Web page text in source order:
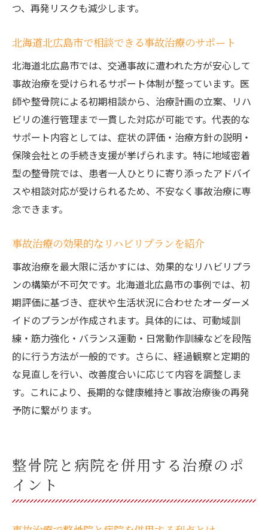
つ、再発リスクも減少します。
北海道北広島市で相談できる事故治療のサポート
北海道北広島市では、交通事故に遭われた方が安心して
事故治療を受けられるサポート体制が整っています。医
師や整骨院による初期相談から、治療計画の立案、リハ
ビリの進行管理まで一貫した対応が可能です。代表的な
サポート内容としては、症状の評価・治療方針の説明・
保険会社との手続き支援が挙げられます。特に地域密着
型の整骨院では、患者一人ひとりに寄り添ったアドバイ
スや相談対応が受けられるため、不安なく事故治療に専
念できます。
事故治療の効果的なリハビリプランを紹介
事故治療を最大限に活かすには、効果的なリハビリプラ
ンの構築が不可欠です。北海道北広島市の事例では、初
期評価に基づき、症状や生活状況に合わせたオーダーメ
イドのプランが作成されます。具体的には、可動域訓
練・筋力強化・バランス運動・日常動作訓練などを段階
的に行う方法が一般的です。さらに、経過観察と定期的
な見直しを行い、改善度合いに応じて内容を調整しま
す。これにより、長期的な健康維持と事故治療後の再発
予防に繋がります。
整骨院と病院を併用する治療のポ
イント